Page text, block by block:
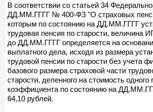
В соответствии со статьей 34
ДД.ММ.ГГГГ № 400-ФЗ "О страховых
которым по состоянию на ДД.ММ.ГГГГ
трудовая пенсия по старости, величина
до ДД.ММ.ГГГГ определяется на
выплатного дела, исходя из размера
трудовой пенсии по старости без учета
базового размера страховой части
старости, деленного на стоимость одного
коэффициента по состоянию на
64,10 рублей.